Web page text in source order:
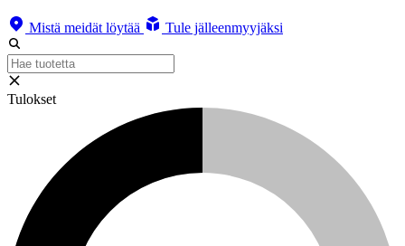
Mistä meidät löytää Tule jälleenmyyjäksi
Tulokset